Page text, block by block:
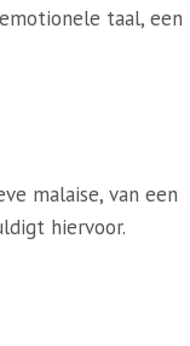
taal, een
malaise, van een
hiervoor.